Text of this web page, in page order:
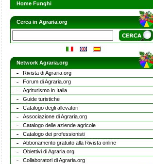
Home Funghi
Cerca in Agraria.org
Network Agraria.org
Rivista di Agraria.org
Forum di Agraria.org
Agriturismo in Italia
Guide turistiche
Catalogo degli allevatori
Associazione di Agraria.org
Catalogo delle aziende agricole
Catalogo dei professionisti
Abbonamento gratuito alla Rivista online
Obiettivi di Agraria.org
Collaboratori di Agraria.org